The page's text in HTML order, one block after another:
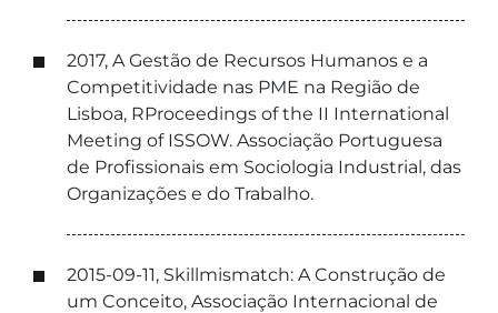
2017, A Gestão de Recursos Humanos e a
Competitividade nas PME na Região de
Lisboa, RProceedings of the II International
Meeting of ISSOW. Associação Portuguesa
de Profissionais em Sociologia Industrial, das
Organizações e do Trabalho.
2015-09-11, Skillmismatch: A Construção de
um Conceito, Associação Internacional de